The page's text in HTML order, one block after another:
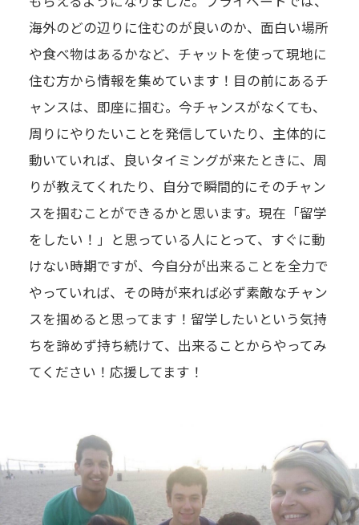
海外のどの辺りに住むのが良いのか、面白い場所
や食べ物はあるかなど、チャットを使って現地に
住む方から情報を集めています！目の前にあるチ
ャンスは、即座に掴む。今チャンスがなくても、
周りにやりたいことを発信していたり、主体的に
動いていれば、良いタイミングが来たときに、周
りが教えてくれたり、自分で瞬間的にそのチャン
スを掴むことができるかと思います。現在「留学
をしたい！」と思っている人にとって、すぐに動
けない時期ですが、今自分が出来ることを全力で
やっていれば、その時が来れば必ず素敵なチャン
スを掴めると思ってます！留学したいという気持
ちを諦めず持ち続けて、出来ることからやってみ
てください！応援してます！